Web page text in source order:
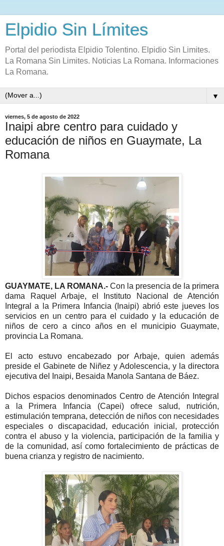
Elpidio Sin Límites
Portal del periodista Elpidio Tolentino. Elpidio Sin Limites.
La Romana Sin Limites. Noticias La Romana. Informaciones
La Romana.
▼
viernes, 5 de agosto de 2022
Inaipi abre centro para cuidado y
educación de niños en Guaymate, La
Romana
GUAYMATE, LA ROMANA.- Con la presencia de la primera
dama Raquel Arbaje, el Instituto Nacional de Atención
Integral a la Primera Infancia (Inaipi) abrió este jueves los
servicios en un centro para el cuidado y la educación de
niños de cero a cinco años en el municipio Guaymate,
provincia La Romana.
El acto estuvo encabezado por Arbaje, quien además
preside el Gabinete de Niñez y Adolescencia, y la directora
ejecutiva del Inaipi, Besaida Manola Santana de Báez.
Dichos espacios denominados Centro de Atención Integral
a la Primera Infancia (Capei) ofrece salud, nutrición,
estimulación temprana, detección de niños con necesidades
especiales o discapacidad, educación inicial, protección
contra el abuso y la violencia, participación de la familia y
de la comunidad, así como fortalecimiento de prácticas de
buena crianza y registro de nacimiento.